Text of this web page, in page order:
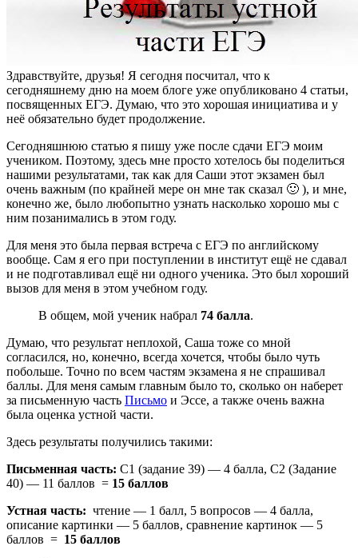
Здравствуйте, друзья! Я сегодня посчитал, что к
сегодняшнему дню на моем блоге уже опубликовано 4 статьи,
посвященных ЕГЭ. Думаю, что это хорошая инициатива и у
неё обязательно будет продолжение.
Сегодняшнюю статью я пишу уже после сдачи ЕГЭ моим
учеником. Поэтому, здесь мне просто хотелось бы поделиться
нашими результатами, так как для Саши этот экзамен был
очень важным (по крайней мере он мне так сказал 🙂 ), и мне,
конечно же, было любопытно узнать насколько хорошо мы с
ним позанимались в этом году.
Для меня это была первая встреча с ЕГЭ по английскому
вообще. Сам я его при поступлении в институт ещё не сдавал
и не подготавливал ещё ни одного ученика. Это был хороший
вызов для меня в этом учебном году.
В общем, мой ученик набрал 74 балла.
Думаю, что результат неплохой, Саша тоже со мной
согласился, но, конечно, всегда хочется, чтобы было чуть
побольше. Точно по всем частям экзамена я не спрашивал
баллы. Для меня самым главным было то, сколько он наберет
за письменную часть Письмо и Эссе, а также очень важна
была оценка устной части.
Здесь результаты получились такими:
Письменная часть: С1 (задание 39) — 4 балла, С2 (Задание
40) — 11 баллов = 15 баллов
Устная часть: чтение — 1 балл, 5 вопросов — 4 балла,
описание картинки — 5 баллов, сравнение картинок — 5
баллов = 15 баллов